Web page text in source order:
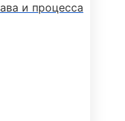
и процесса